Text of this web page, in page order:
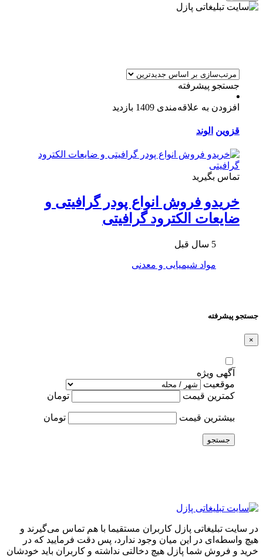
جستجو پیشرفته
افزودن به علاقه‌مندی 1409 بازدید
قزوین الوند
تماس بگیرید
خریدو فروش انواع پودر گرافیتی و
ضایعات الکترود گرافیتی
5 سال قبل
مواد شیمیایی و معدنی
جستجو پیشرفته
×
آگهی ویژه
موقعیت
کمترین قیمت
تومان
بیشترین قیمت تومان
جستجو
در سایت تبلیغاتی پازل کاربران مستقیما با هم تماس می‌گیرند و
هیچ واسطه‌ای در این میان وجود ندارد، پس دقت فرمایید که در
خرید و فروشِ شما پازل هیچ دخالتی نداشته و کاربران باید خودشان